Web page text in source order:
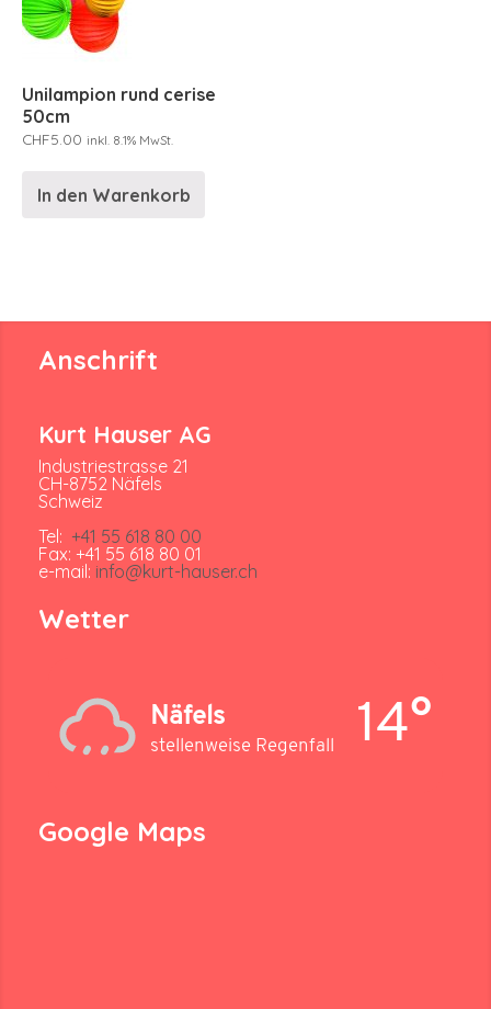
Unilampion rund cerise
50cm
CHF5.00 inkl. 8.1% MwSt.
In den Warenkorb
Anschrift
Kurt Hauser AG
Industriestrasse 21
CH-8752 Näfels
Schweiz
Tel: +41 55 618 80 00
Fax: +41 55 618 80 01
e-mail: info@kurt-hauser.ch
Wetter
Näfels
stellenweise Regenfall 14°
Google Maps